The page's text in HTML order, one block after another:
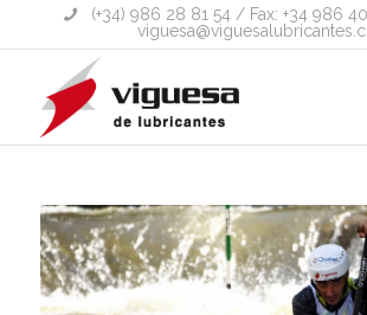
(+34) 986 28 81 54 / Fax: +34 986